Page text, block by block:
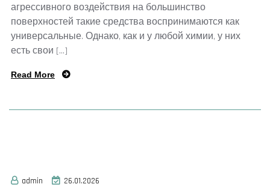
агрессивного воздействия на большинство
поверхностей такие средства воспринимаются как
универсальные. Однако, как и у любой химии, у них
есть свои […]
Read More
admin 26.01.2026